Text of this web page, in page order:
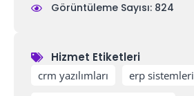
Görüntüleme Sayısı: 824
Hizmet Etiketleri
crm yazılımları erp sistemleri